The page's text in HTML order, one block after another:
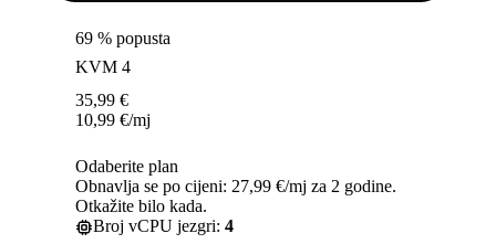
69 % popusta
KVM 4
35,99 €
10,99 €/mj
Odaberite plan
Obnavlja se po cijeni: 27,99 €/mj za 2 godine.
Otkažite bilo kada.
Broj vCPU jezgri: 4